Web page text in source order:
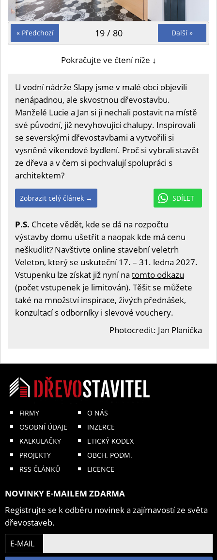
« Předchozí Další »
19 / 80
Pokračujte ve čtení níže ↓
U vodní nádrže Slapy jsme v malé obci objevili
nenápadnou, ale skvostnou dřevostavbu.
Manželé Lucie a Jan si ji nechali postavit na místě
své původní, již nevyhovující chalupy. Inspirovali
se severskými dřevostavbami a vytvořili si
vysněné víkendové bydlení. Proč si vybrali stavět
ze dřeva a v čem si pochvalují spolupráci s
architektem?
SDÍLET
Zobrazit celý článek →
P.S. Chcete vědět, kde se dá na rozpočtu
výstavby domu ušetřit a naopak kde má cenu
neškudlit? Navštivte online stavební veletrh
Veleton, který se uskuteční 17. – 31. ledna 2027.
Vstupenku lze získat již nyní na tomto odkazu
(počet vstupenek je limitován). Těšit se můžete
také na množství inspirace, živých přednášek,
konzultací s odborníky i slevové vouchery.
Photocredit: Jan Planička
FIRMY
OSOBNÍ ÚDAJE
KALKULAČKY
PROJEKTY
RSS ČLÁNKŮ
O NÁS
INZERCE
ETICKÝ KODEX
OBCH. PODM.
LICENCE
NOVINKY E-MAILEM ZDARMA
Registrujte se k odběru novinek a zajímavostí ze světa
dřevostaveb.
E-MAIL